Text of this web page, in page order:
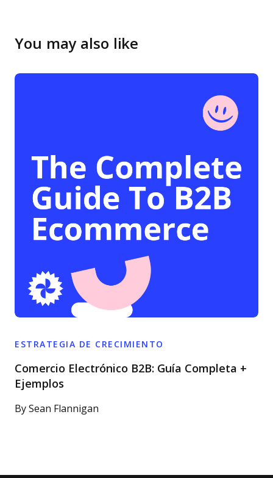
You may also like
ESTRATEGIA DE CRECIMIENTO
Comercio Electrónico B2B: Guía Completa +
Ejemplos
By Sean Flannigan